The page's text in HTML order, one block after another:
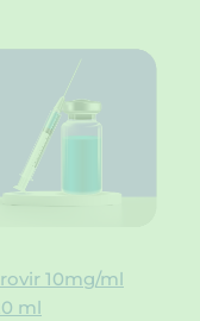
10mg/ml
ml